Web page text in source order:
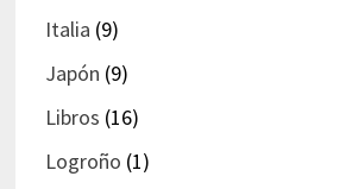
Italia (9)
Japón (9)
Libros (16)
Logroño (1)